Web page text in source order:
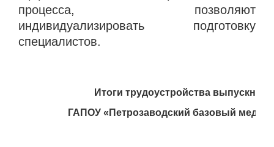
процесса, позволяют
индивидуализировать подготовку
специалистов.
Итоги трудоустройства
ГАПОУ «Петрозаводский базовый